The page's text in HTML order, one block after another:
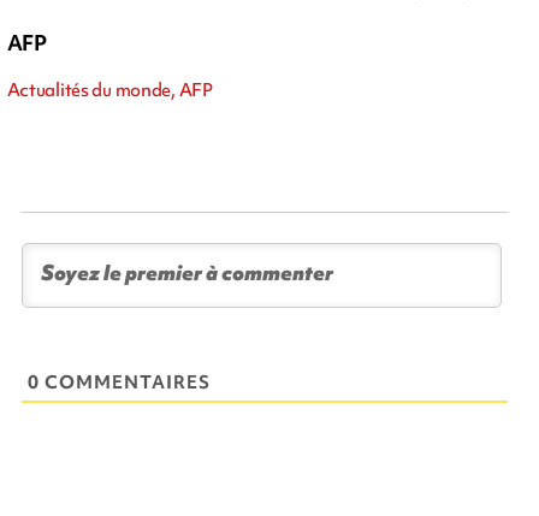
AFP
Actualités du monde, AFP
0 COMMENTAIRES